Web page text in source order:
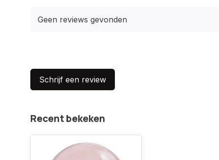
Geen reviews gevonden
Schrijf een review
Recent bekeken